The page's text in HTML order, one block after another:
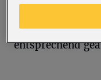
ihre
entsprechend